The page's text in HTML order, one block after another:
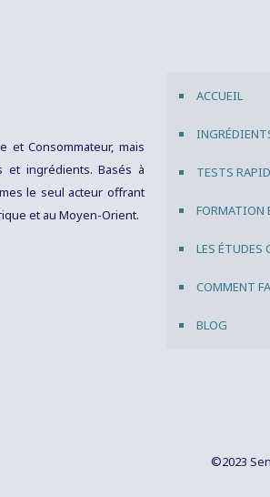
et Consommateur, mais
et ingrédients. Basés à
le seul acteur offrant
et au Moyen-Orient.
ACCUEIL
TESTS
FORMATION
LES ÉTUDES
COMMENT
BLOG
©2023